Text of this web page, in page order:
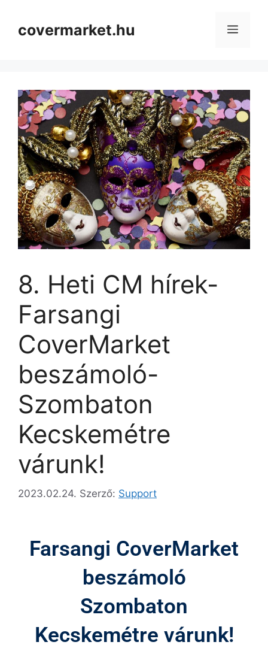
covermarket.hu
8. Heti CM hírek-
Farsangi
CoverMarket
beszámoló-
Szombaton
Kecskemétre
várunk!
2023.02.24. Szerző: Support
Farsangi CoverMarket
beszámoló
Szombaton
Kecskemétre várunk!